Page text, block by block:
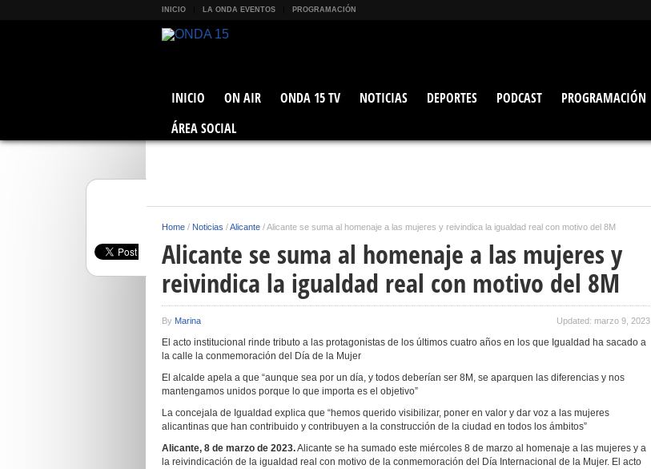
INICIO LA ONDA EVENTOS PROGRAMACIÓN
INICIO ON AIR ONDA 15 TV NOTICIAS DEPORTES PODCAST PROGRAMACIÓN
ÁREA SOCIAL
Home / Noticias /Alicante /Alicante se suma al homenaje a las mujeres y reivindica la igualdad real con motivo del 8M
Alicante se suma al homenaje a las mujeres y
reivindica la igualdad real con motivo del 8M
By Marina Updated: marzo 9, 2023
El acto institucional rinde tributo a las protagonistas de los últimos cuatro años en los que Igualdad ha sacado a
la calle la conmemoración del Día de la Mujer
El alcalde apela a que “aunque sea por un día, y todos deberían ser 8M, se aparquen las diferencias y nos
mantengamos unidos porque lo que importa es el objetivo”
La concejala de Igualdad explica que “hemos querido visibilizar, poner en valor y dar voz a las mujeres
alicantinas que han contribuido y contribuyen a la construcción de la ciudad en todos los ámbitos”
Alicante, 8 de marzo de 2023.Alicante se ha sumado este miércoles 8 de marzo al homenaje a las mujeres y a
la reivindicación de la igualdad real con motivo de la conmemoración del Día Internacional de la Mujer. El acto